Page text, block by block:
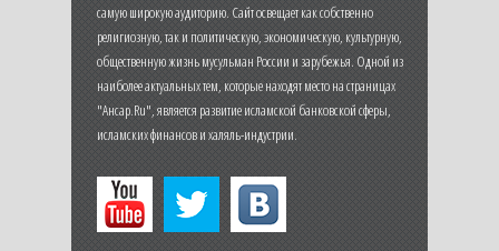
самую широкую аудиторию. Сайт освещает как собственно
религиозную, так и политическую, экономическую, культурную,
общественную жизнь мусульман России и зарубежья. Одной из
наиболее актуальных тем, которые находят место на страницах
"Ансар.Ru", является развитие исламской банковской сферы,
исламских финансов и халяль-индустрии.